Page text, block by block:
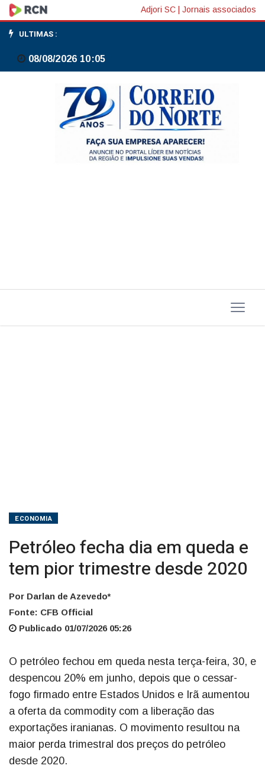
Petróleo
fecha
dia
Adjori SC Jornais associados
ULTIMAS :
08/08/2026 10:05
ECONOMIA
Petróleo fecha dia em queda e
tem pior trimestre desde 2020
Por Darlan de Azevedo*
Fonte: CFB Official
Publicado 01/07/2026 05:26
O petróleo fechou em queda nesta terça-feira, 30, e
despencou 20% em junho, depois que o cessar-
fogo firmado entre Estados Unidos e Irã aumentou
a oferta da commodity com a liberação das
exportações iranianas. O movimento resultou na
maior perda trimestral dos preços do petróleo
desde 2020.